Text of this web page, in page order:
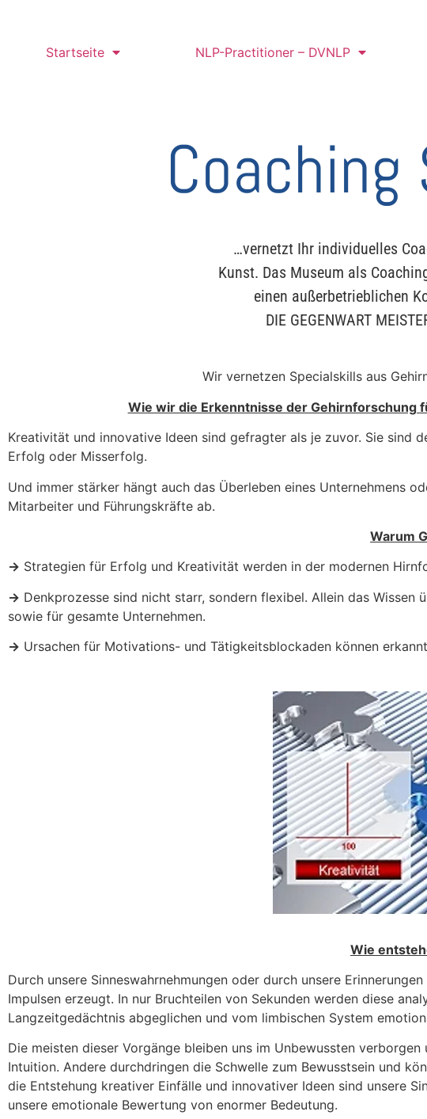
Startseite NLP-Practitioner – DVNLP
Coaching
…vernetzt Ihr individuelles
Kunst. Das Museum als
einen außerbetrieblichen
DIE GEGENWART
Wir vernetzen Specialskills aus
Wie wir die Erkenntnisse der Gehirnforschung
Kreativität und innovative Ideen sind gefragter als je zuvor. Sie sind
Erfolg oder Misserfolg.
Und immer stärker hängt auch das Überleben eines Unternehmens
Mitarbeiter und Führungskräfte ab.
Warum
→ Strategien für Erfolg und Kreativität werden in der modernen
→ Denkprozesse sind nicht starr, sondern flexibel. Allein das
sowie für gesamte Unternehmen.
→ Ursachen für Motivations- und Tätigkeitsblockaden können
Wie
Durch unsere Sinneswahrnehmungen oder durch unsere
Impulsen erzeugt. In nur Bruchteilen von Sekunden werden diese
Langzeitgedächtnis abgeglichen und vom limbischen System
Die meisten dieser Vorgänge bleiben uns im Unbewussten
Intuition. Andere durchdringen die Schwelle zum Bewusstsein und
die Entstehung kreativer Einfälle und innovativer Ideen sind unsere
unsere emotionale Bewertung von enormer Bedeutung.